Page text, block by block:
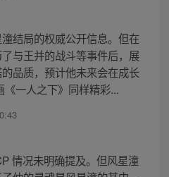
结局的权威公开信息。但在
与王并的战斗等事件后，展
品质，预计他未来会在成长
一人之下》同样精彩...
情况未明确提及。但风星潼